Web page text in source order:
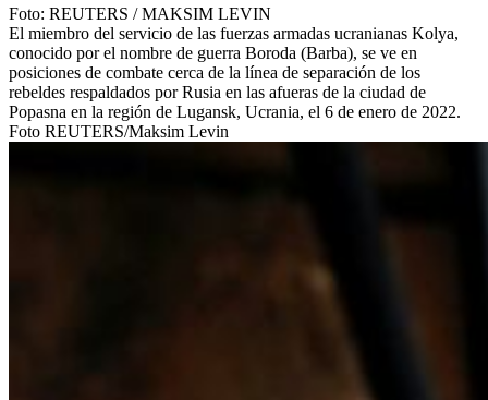
Foto: REUTERS /MAKSIM LEVIN
El miembro del servicio de las fuerzas armadas ucranianas Kolya,
conocido por el nombre de guerra Boroda (Barba), se ve en
posiciones de combate cerca de la línea de separación de los
rebeldes respaldados por Rusia en las afueras de la ciudad de
Popasna en la región de Lugansk, Ucrania, el 6 de enero de 2022.
Foto REUTERS/Maksim Levin